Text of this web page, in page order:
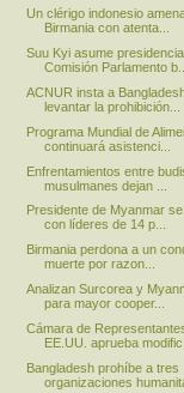
Un clérigo indonesio
Birmania con atenta...
Suu Kyi asume
Comisión Parlamento b...
ACNUR insta a
levantar la prohibición...
Programa Mundial de
continuará asistenci...
Enfrentamientos entre
musulmanes dejan ...
Presidente de Myanmar
con líderes de 14 p...
Birmania perdona a un
muerte por razon...
Analizan Surcorea y
para mayor cooper...
Cámara de
EE.UU. aprueba
Bangladesh prohíbe a tres
organizaciones